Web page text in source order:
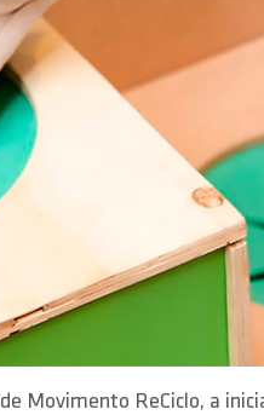
Movimento ReCiclo, a